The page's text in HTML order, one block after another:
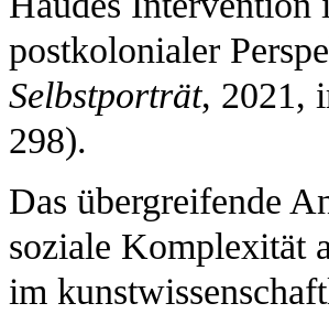
postkolonialer
Selbstporträt, 2021,
298).
Das übergreifende
soziale Komplexität
im